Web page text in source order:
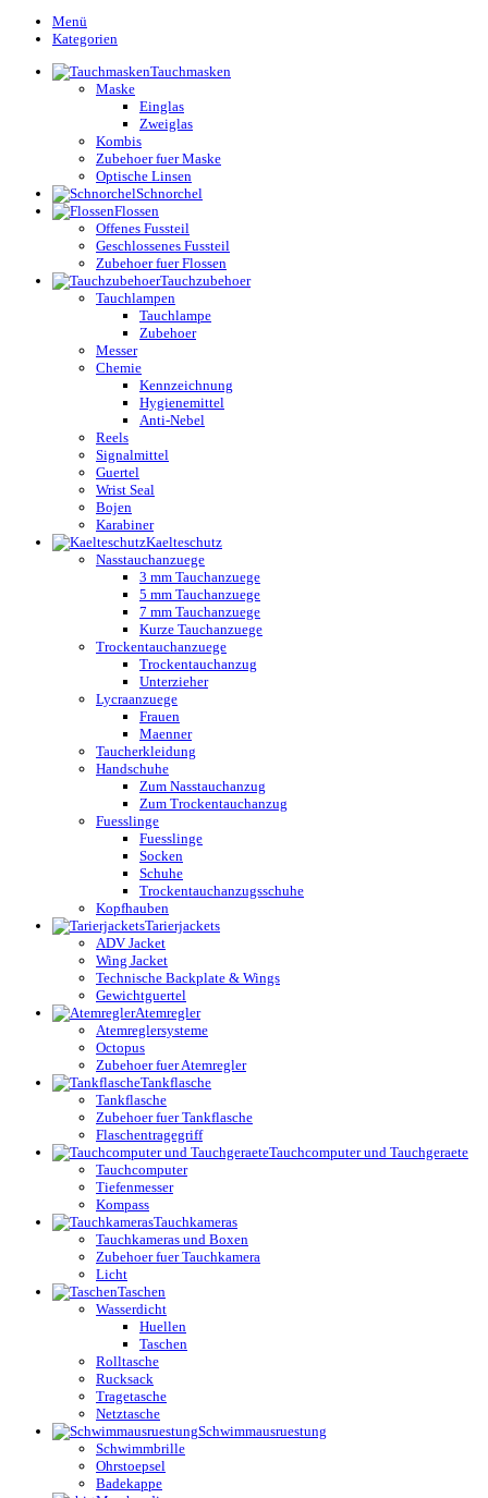
Menü
Kategorien
Tauchmasken
Maske
Einglas
Zweiglas
Kombis
Zubehoer fuer Maske
Optische Linsen
Schnorchel
Flossen
Offenes Fussteil
Geschlossenes Fussteil
Zubehoer fuer Flossen
Tauchzubehoer
Tauchlampen
Tauchlampe
Zubehoer
Messer
Chemie
Kennzeichnung
Hygienemittel
Anti-Nebel
Reels
Signalmittel
Guertel
Wrist Seal
Bojen
Karabiner
Kaelteschutz
Nasstauchanzuege
3 mm Tauchanzuege
5 mm Tauchanzuege
7 mm Tauchanzuege
Kurze Tauchanzuege
Trockentauchanzuege
Trockentauchanzug
Unterzieher
Lycraanzuege
Frauen
Maenner
Taucherkleidung
Handschuhe
Zum Nasstauchanzug
Zum Trockentauchanzug
Fuesslinge
Fuesslinge
Socken
Schuhe
Trockentauchanzugsschuhe
Kopfhauben
Tarierjackets
ADV Jacket
Wing Jacket
Technische Backplate & Wings
Gewichtguertel
Atemregler
Atemreglersysteme
Octopus
Zubehoer fuer Atemregler
Tankflasche
Tankflasche
Zubehoer fuer Tankflasche
Flaschentragegriff
Tauchcomputer und Tauchgeraete
Tauchcomputer
Tiefenmesser
Kompass
Tauchkameras
Tauchkameras und Boxen
Zubehoer fuer Tauchkamera
Licht
Taschen
Wasserdicht
Huellen
Taschen
Rolltasche
Rucksack
Tragetasche
Netztasche
Schwimmausruestung
Schwimmbrille
Ohrstoepsel
Badekappe